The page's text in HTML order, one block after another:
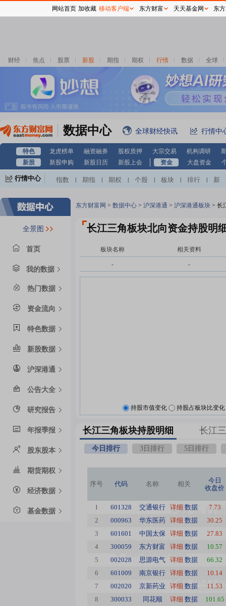
财经 焦点 股票 新股 期指 期权 行情 数据 全球
数据中心 全球财经快讯 行情中
特色 龙虎榜单 融资融券 股权质押 大宗交易 机构调研
新股
新股申购 新股日历 新股上会 资金 大盘资金
行情中心 指数 期指 期权 个股 板块 排行
新
自选股
全景图
首页
我的数据
热门数据
资金流向
特色数据
新股数据
沪深港通
公告大全
研究报告
年报季报
股东股本
期货期权
经济数据
基金数据
东方财富网 > 数据中心 > 沪深港通 > 沪深港通板块 > 长
长江三角板块北向资金持股明
板块名称 相关资料
- -
持股市值变化 持股占板块比变化
长江三角板块持股明细 长江
今日排行 3日排行 5日排行
序号 代码 名称 相关
今日
收盘价
1 601328 交通银行 详细 数据
7.73
2
000963 华东医药 详细 数据
30.25
3
601601 中国太保 详细 数据
27.83
4
300059 东方财富 详细 数据
10.57
5
002028 思源电气 详细 数据
66.32
6
601009 南京银行 详细 数据
10.14
7
002020 京新药业 详细 数据
11.53
8
300033 同花顺 详细 数据
101.65
网站首页 加收藏 移动客户端 东方财富 天天基金网 东